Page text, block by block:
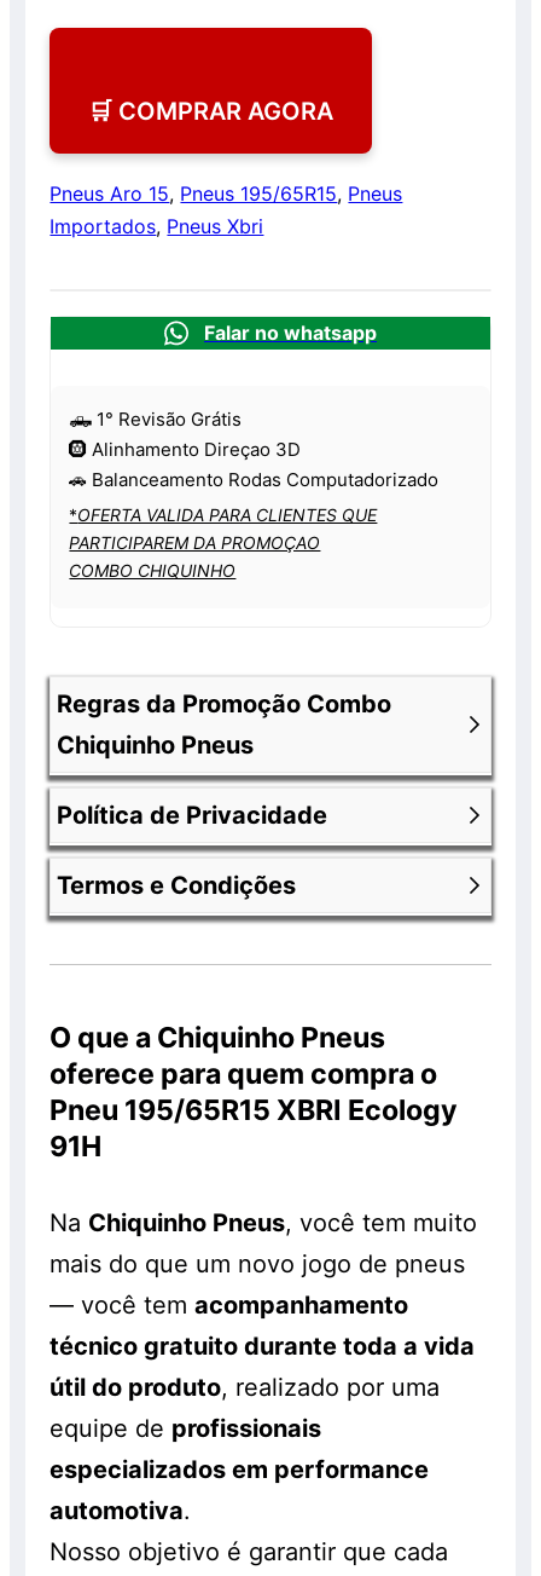
🛒 COMPRAR AGORA
Pneus Aro 15, Pneus 195/65R15, Pneus
Importados, Pneus Xbri
Falar no whatsapp
🛻 1° Revisão Grátis
🛞 Alinhamento Direçao 3D
🚗 Balanceamento Rodas Computadorizado
*OFERTA VALIDA PARA CLIENTES QUE
PARTICIPAREM DA PROMOÇAO
COMBO CHIQUINHO
Regras da Promoção Combo
Chiquinho Pneus
Os produtos anunciados fazem parte de
uma promoção e encontram-se com 30%
de desconto já aplicado. Os valores
anunciados com os descontos são válidos
exclusivamente para clientes que
realizem os serviços de montagem,
balanceamento e alinhamento, os quais
serão cobrados à parte. Os pneus
também são vendidos separadamente e
sem a realização do serviço, pelo preço
enquanto durarem os estoques. Consulte!
Política de Privacidade
Nossa política de privacidade você
consegue encontrar entrado na página
Política de Privacidade da Chiquinho
Termos e Condições
Você consegue vertermos e condições
anterior.
O que a Chiquinho Pneus
oferece para quem compra o
Pneu 195/65R15 XBRI Ecology
91H
Na Chiquinho Pneus, você tem muito
mais do que um novo jogo de pneus
— você temacompanhamento
técnico gratuito durante toda a vida
útil do produto, realizado por uma
equipe de profissionais
especializados em performance
automotiva.
Nosso objetivo é garantir que cada